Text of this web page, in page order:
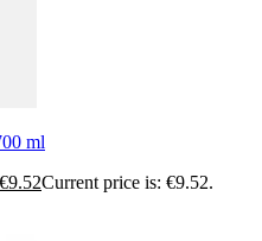
ml
€9.52Current price is: €9.52.